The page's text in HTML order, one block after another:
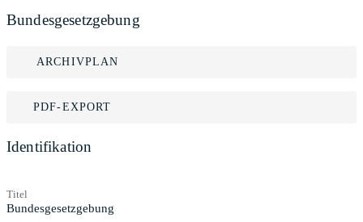
Bundesgesetzgebung
ARCHIVPLAN
PDF-EXPORT
Identifikation
Titel
Bundesgesetzgebung